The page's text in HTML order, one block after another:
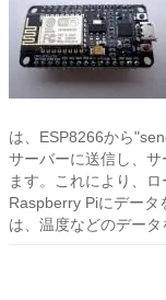
は、ESP8266から
サーバーに送信し、
ます。これにより、
Raspberry Piにデータ
は、温度などのデータ